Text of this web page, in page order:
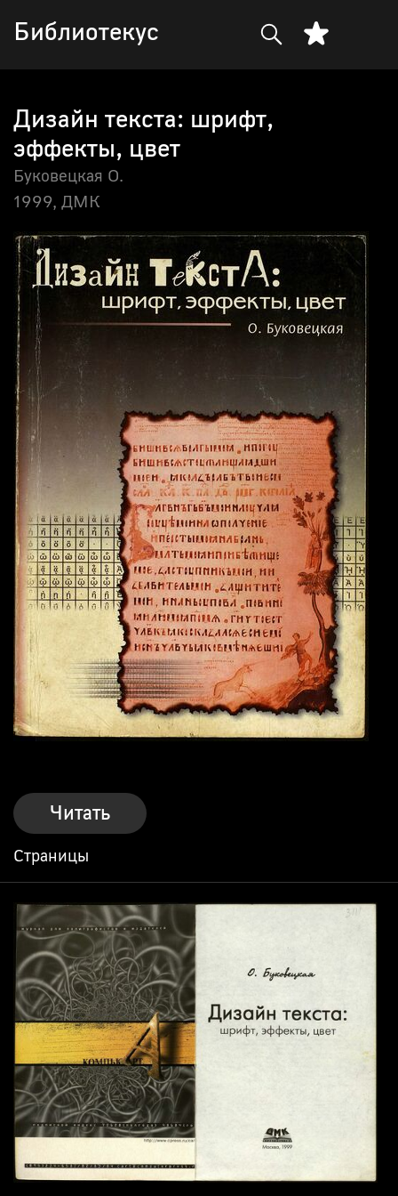
Библиотекус
Дизайн текста: шрифт,
эффекты, цвет
Буковецкая О.
1999, ДМК
Читать
Страницы